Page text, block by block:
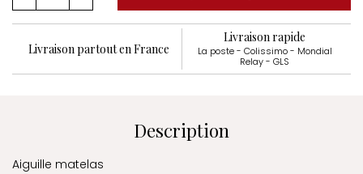
Livraison partout en France
Livraison rapide
La poste - Colissimo - Mondial
Relay - GLS
Description
Aiguille matelas